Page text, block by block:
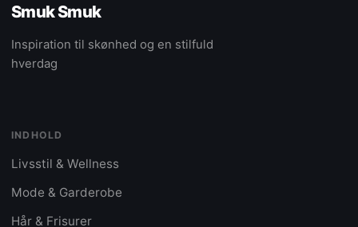
Smuk Smuk
Inspiration til skønhed og en stilfuld
hverdag
INDHOLD
Livsstil & Wellness
Mode & Garderobe
Hår & Frisurer